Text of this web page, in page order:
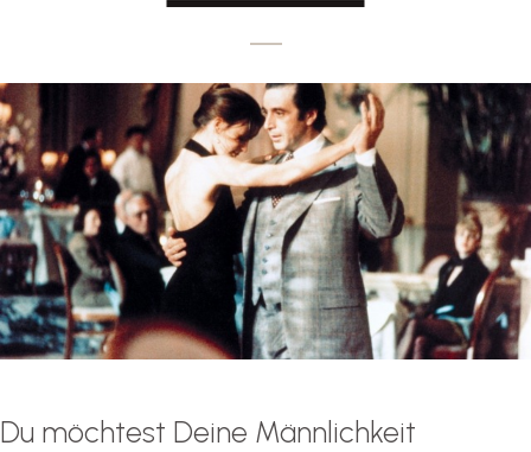
Du möchtest Deine Männlichkeit